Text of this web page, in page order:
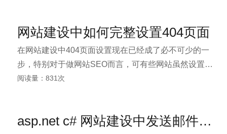
网站建设中如何完整设置404页面
在网站建设中404页面设置现在已经成了必不可少的一
步，特别对于做网站SEO而言，可有些网站虽然设置
404页面，可还是会忽悠一些细节性的东西，现在上海专
阅读量：831次
asp.net c# 网站建设中发送邮件的方法